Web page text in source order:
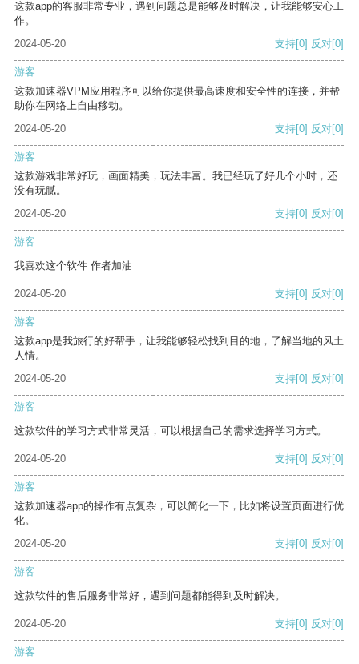
这款app的客服非常专业，遇到问题总是能够及时解决，让我能够安心工
作。
2024-05-20
支持[0] 反对[0]
游客
这款加速器VPM应用程序可以给你提供最高速度和安全性的连接，并帮
助你在网络上自由移动。
2024-05-20
支持[0] 反对[0]
游客
这款游戏非常好玩，画面精美，玩法丰富。我已经玩了好几个小时，还
没有玩腻。
2024-05-20
支持[0] 反对[0]
游客
我喜欢这个软件 作者加油
2024-05-20 支持[0] 反对[0]
游客
这款app是我旅行的好帮手，让我能够轻松找到目的地，了解当地的风土
人情。
2024-05-20
支持[0] 反对[0]
游客
这款软件的学习方式非常灵活，可以根据自己的需求选择学习方式。
2024-05-20 支持[0] 反对[0]
游客
这款加速器app的操作有点复杂，可以简化一下，比如将设置页面进行优
化。
2024-05-20
支持[0] 反对[0]
游客
这款软件的售后服务非常好，遇到问题都能得到及时解决。
2024-05-20 支持[0] 反对[0]
游客